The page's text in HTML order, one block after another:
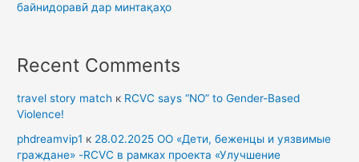
байнидоравӣ дар минтақаҳо
Recent Comments
travel story match к RCVC says “NO” to Gender-Based
Violence!
phdreamvip1 к 28.02.2025 ОО «Дети, беженцы и уязвимые
граждане» -RCVC в рамках проекта «Улучшение